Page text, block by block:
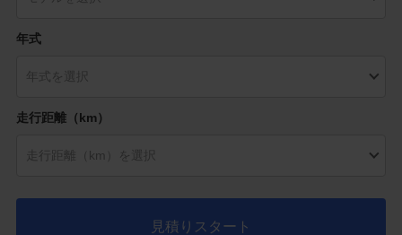
年式
走行距離（km）
見積りスタート